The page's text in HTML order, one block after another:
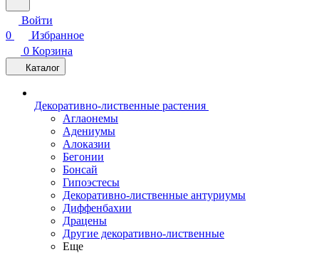
Войти
0
Избранное
0 Корзина
Каталог
Декоративно-лиственные растения
Аглаонемы
Адениумы
Алоказии
Бегонии
Бонсай
Гипоэстесы
Декоративно-лиственные антуриумы
Диффенбахии
Драцены
Другие декоративно-лиственные
Еще